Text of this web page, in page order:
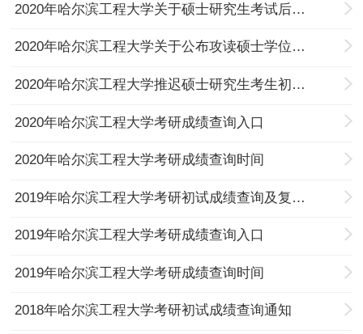
2020年哈尔滨工程大学关于硕士研究生考试后续工作安排的通知
2020年哈尔滨工程大学关于公布攻读硕士学位研究生入学考试初试成绩的通知
2020年哈尔滨工程大学推迟硕士研究生考生初试成绩公布时间的通知
2020年哈尔滨工程大学考研成绩查询入口
2020年哈尔滨工程大学考研成绩查询时间
2019年哈尔滨工程大学考研初试成绩查询及复核通知
2019年哈尔滨工程大学考研成绩查询入口
2019年哈尔滨工程大学考研成绩查询时间
2018年哈尔滨工程大学考研初试成绩查询通知